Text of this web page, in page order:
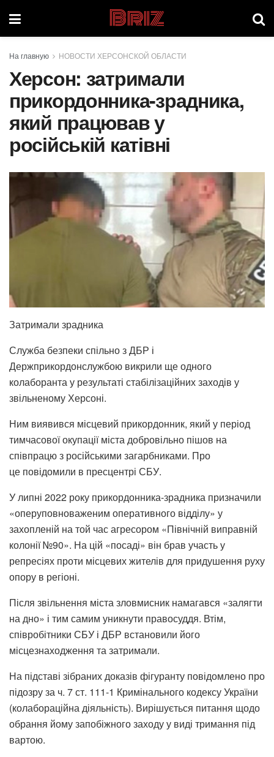
Briz
На главную НОВОСТИ ХЕРСОНСКОЙ ОБЛАСТИ
Херсон: затримали
прикордонника-зрадника,
який працював у
російській катівні
Затримали зрадника
Служба безпеки спільно з ДБР і
Держприкордонслужбою викрили ще одного
колаборанта у результаті стабілізаційних заходів у
звільненому Херсоні.
Ним виявився місцевий прикордонник, який у період
тимчасової окупації міста добровільно пішов на
співпрацю з російськими загарбниками. Про
це повідомили в пресцентрі СБУ.
У липні 2022 року прикордонника-зрадника призначили
«оперуповноваженим оперативного відділу» у
захопленій на той час агресором «Північній виправній
колонії №90». На цій «посаді» він брав участь у
репресіях проти місцевих жителів для придушення руху
опору в регіоні.
Після звільнення міста зловмисник намагався «залягти
на дно» і тим самим уникнути правосуддя. Втім,
співробітники СБУ і ДБР встановили його
місцезнаходження та затримали.
На підставі зібраних доказів фігуранту повідомлено про
підозру за ч. 7 ст. 111-1 Кримінального кодексу України
(колабораційна діяльність). Вирішується питання щодо
обрання йому запобіжного заходу у виді тримання під
вартою.